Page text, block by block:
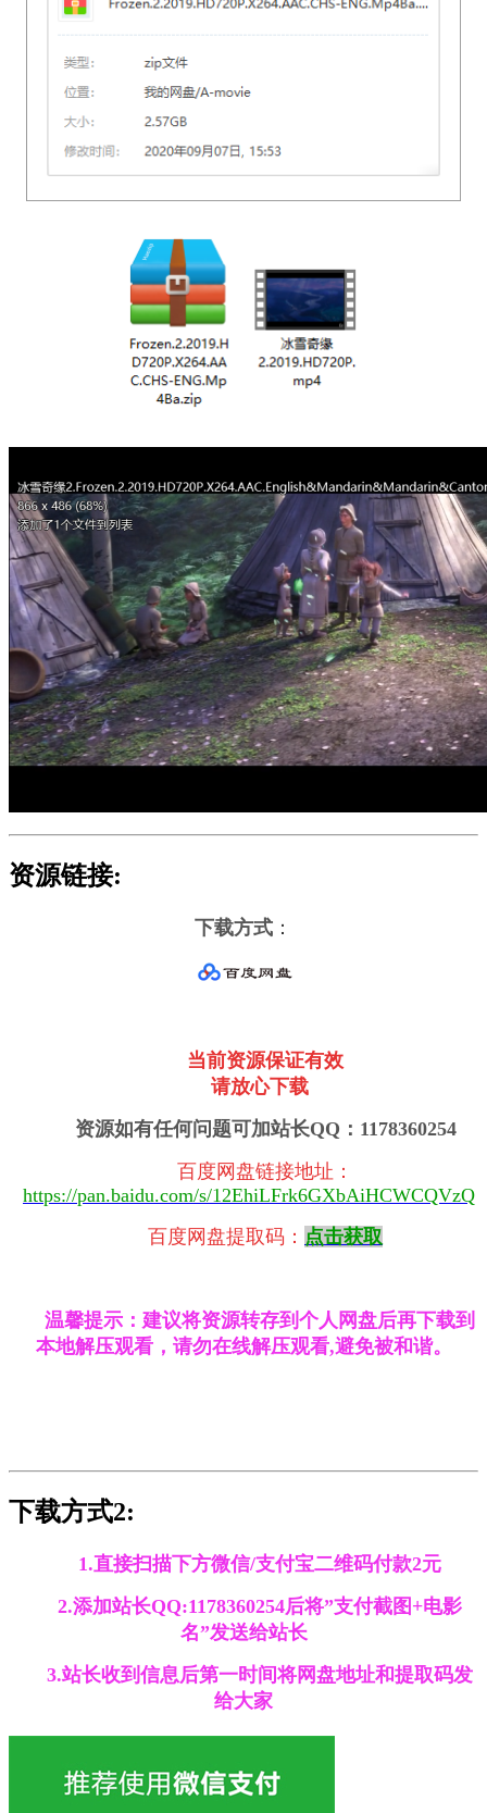
资源链接:
下载方式 ：
当前资源保证有效
请放心下载
资源如有任何问题可加站长QQ：1178360254
百度网盘链接地址 ：
https://pan.baidu.com/s/12EhiLFrk6GXbAiHCWCQVzQ
百度网盘提取码： 点击获取
温馨提示：建议将资源转存到个人网盘后再下载到
本地解压观看，请勿在线解压观看,避免被和谐。
下载方式2:
1.直接扫描下方微信/支付宝二维码付款2元
2.添加站长QQ:1178360254后将”支付截图+电影
名”发送给站长
3.站长收到信息后第一时间将网盘地址和提取码发
给大家